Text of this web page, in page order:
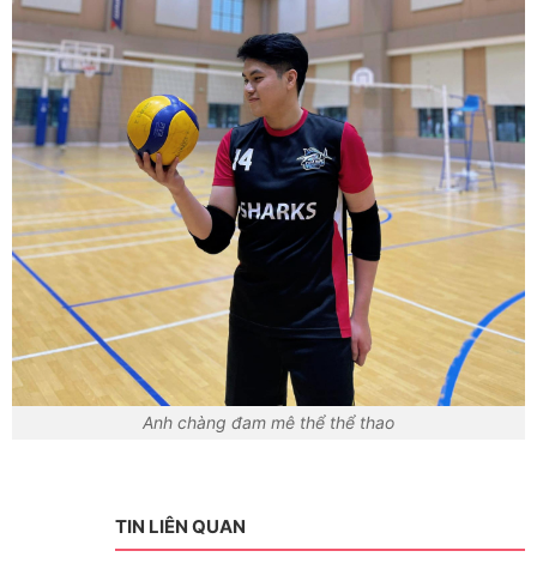
Anh chàng đam mê thể thể thao
TIN LIÊN QUAN